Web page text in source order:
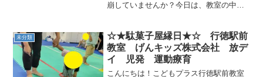
崩していませんか？今日は、教室の中に
Defibrillator（除細動器）の頭文...
未分類
☆★駄菓子屋縁日★☆ 行徳駅前
教室 げんキッズ株式会社 放デ
イ 児発 運動療育
こんにちは！こどもプラス行徳駅前教室